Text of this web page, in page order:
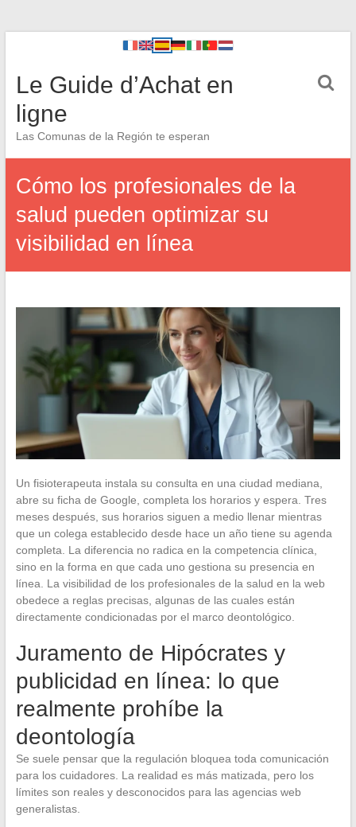
Le Guide d’Achat en
ligne
Las Comunas de la Región te esperan
Cómo los profesionales de la
salud pueden optimizar su
visibilidad en línea
Un fisioterapeuta instala su consulta en una ciudad mediana,
abre su ficha de Google, completa los horarios y espera. Tres
meses después, sus horarios siguen a medio llenar mientras
que un colega establecido desde hace un año tiene su agenda
completa. La diferencia no radica en la competencia clínica,
sino en la forma en que cada uno gestiona su presencia en
línea. La visibilidad de los profesionales de la salud en la web
obedece a reglas precisas, algunas de las cuales están
directamente condicionadas por el marco deontológico.
Juramento de Hipócrates y
publicidad en línea: lo que
realmente prohíbe la
deontología
Se suele pensar que la regulación bloquea toda comunicación
para los cuidadores. La realidad es más matizada, pero los
límites son reales y desconocidos para las agencias web
generalistas.